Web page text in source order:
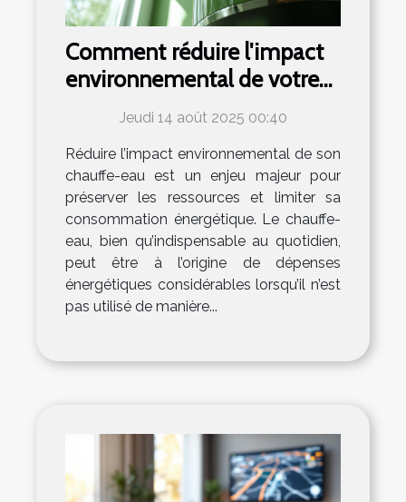
Comment réduire l'impact
environnemental de votre
chauffe-eau ?
Jeudi 14 août 2025 00:40
Réduire l’impact environnemental de son
chauffe-eau est un enjeu majeur pour
préserver les ressources et limiter sa
consommation énergétique. Le chauffe-
eau, bien qu’indispensable au quotidien,
peut être à l’origine de dépenses
énergétiques considérables lorsqu’il n’est
pas utilisé de manière...